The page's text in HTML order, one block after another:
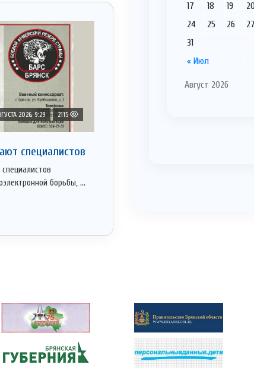
2026, 9:29 2115
cпециaлистoв
борьбы, ...
Август 2026
« Июл
17
18 19
24
25 26 27
31